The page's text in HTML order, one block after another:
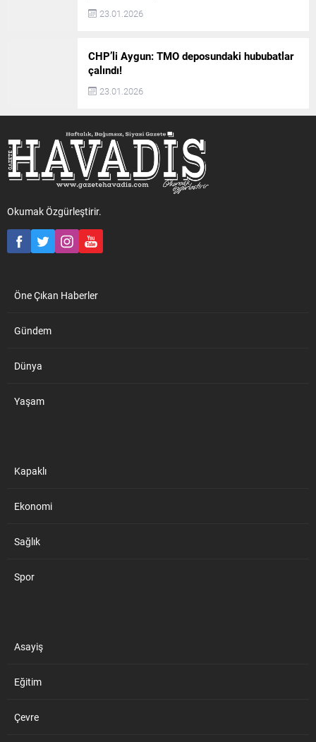
23.01.2026
CHP’li Aygun: TMO deposundaki hububatlar
çalındı!
23.01.2026
Okumak Özgürleştirir.
Öne Çıkan Haberler
Gündem
Dünya
Yaşam
Kapaklı
Ekonomi
Sağlık
Spor
Asayiş
Eğitim
Çevre